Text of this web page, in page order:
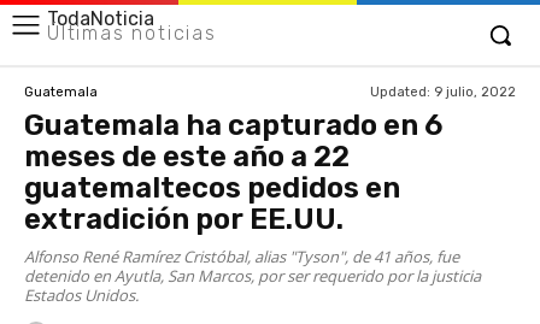
TodaNoticia
Últimas noticias
Guatemala Updated: 9 julio, 2022
Guatemala ha capturado en 6
meses de este año a 22
guatemaltecos pedidos en
extradición por EE.UU.
Alfonso René Ramírez Cristóbal, alias "Tyson", de 41 años, fue
detenido en Ayutla, San Marcos, por ser requerido por la justicia
Estados Unidos.